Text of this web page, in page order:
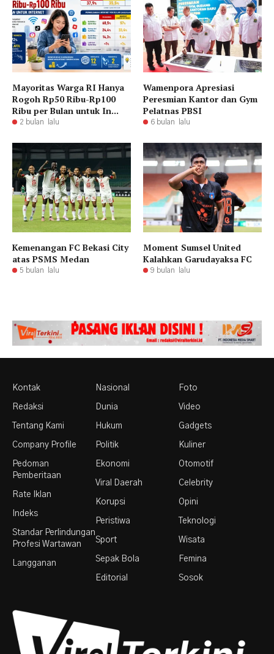
Mayoritas Warga RI Hanya
Rogoh Rp50 Ribu-Rp100
Ribu per Bulan untuk In...
2 bulan lalu
Wamenpora Apresiasi
Peresmian Kantor dan Gym
Pelatnas PBSI
6 bulan lalu
Kemenangan FC Bekasi City
atas PSMS Medan
5 bulan lalu
Moment Sumsel United
Kalahkan Garudayaksa FC
9 bulan lalu
Kontak
Redaksi
Tentang Kami
Company Profile
Pedoman
Pemberitaan
Rate Iklan
Indeks
Standar Perlindungan
Profesi Wartawan
Langganan
Nasional
Dunia
Hukum
Politik
Ekonomi
Viral Daerah
Korupsi
Peristiwa
Sport
Sepak Bola
Editorial
Foto
Video
Gadgets
Kuliner
Otomotif
Celebrity
Opini
Teknologi
Wisata
Femina
Sosok